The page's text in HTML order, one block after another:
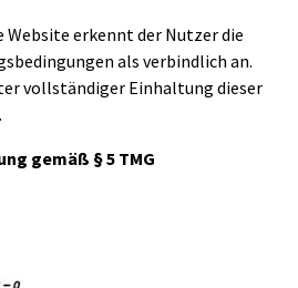
Website erkennt der Nutzer die
als verbindlich an.
vollständiger Einhaltung dieser
g gemäß § 5 TMG